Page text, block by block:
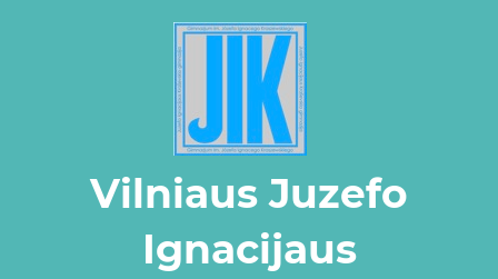
Vilniaus Juzefo
Ignacijaus